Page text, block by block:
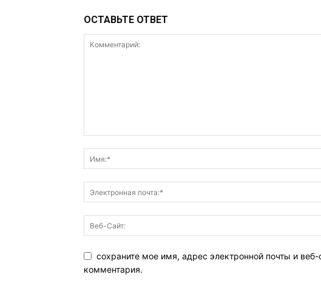
ОСТАВЬТЕ ОТВЕТ
сохраните мое имя, адрес электронной почты и
комментария.